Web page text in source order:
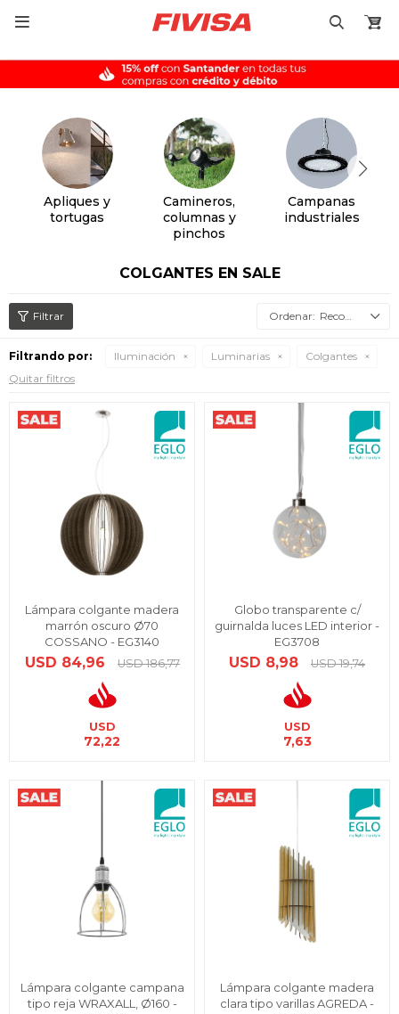

Apliques y
tortugas
Camineros,
columnas y
pinchos
Campanas
industriales
COLGANTES EN SALE
Recomendados
Filtrando por: Iluminación Luminarias
Colgantes
Quitar filtros
Lámpara colgante madera
marrón oscuro Ø70
COSSANO - EG3140
USD 84,96 USD 186,77
USD
72,22
Globo transparente c/
guirnalda luces LED interior -
EG3708
USD 8,98 USD 19,74
USD
7,63
Lámpara colgante campana
tipo reja WRAXALL, Ø160 -
Lámpara colgante madera
clara tipo varillas AGREDA -